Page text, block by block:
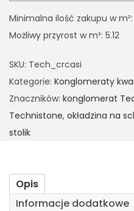
Minimalna ilość zakupu w m²:
Możliwy przyrost w m²: 5.12
SKU: Tech_crcasi
Kategorie: Konglomeraty
Znaczników: konglomerat
Technistone, okładzina na
stolik
Opis
Informacje dodatkowe